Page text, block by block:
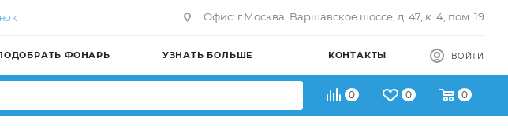
Офис: г.Москва, Варшавское шоссе, д. 47, к. 4, пом. 19
ФОНАРЬ УЗНАТЬ БОЛЬШЕ КОНТАКТЫ ВОЙТИ
0 0 0